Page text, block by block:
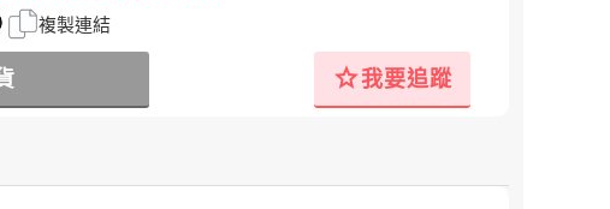
複製連結
star我要追蹤